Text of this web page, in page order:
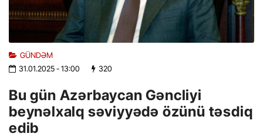
GÜNDƏM
31.01.2025- 13:00 320
Bu gün Azərbaycan Gəncliyi
beynəlxalq səviyyədə özünü təsdiq
edib